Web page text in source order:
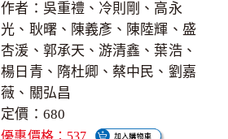
作者：吳重禮、冷則剛、高永
光、耿曙、陳義彥、陳陸輝、盛
杏湲、郭承天、游清鑫、葉浩、
楊日青、隋杜卿、蔡中民、劉嘉
薇、關弘昌
定價：680